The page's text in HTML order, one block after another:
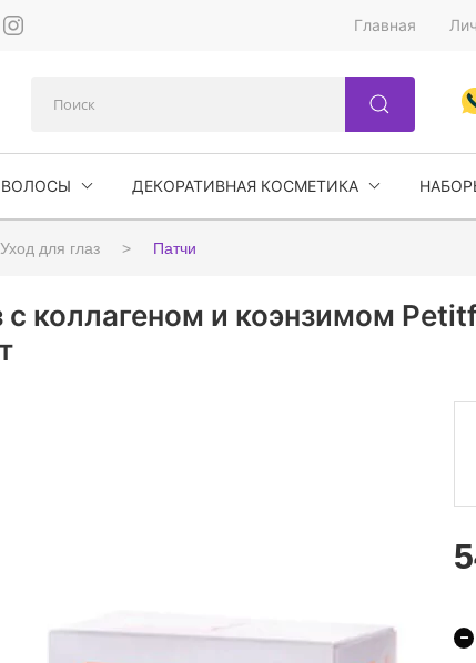
Главная
ВОЛОСЫ ДЕКОРАТИВНАЯ КОСМЕТИКА
Уход для глаз Патчи
с коллагеном и коэнзимом